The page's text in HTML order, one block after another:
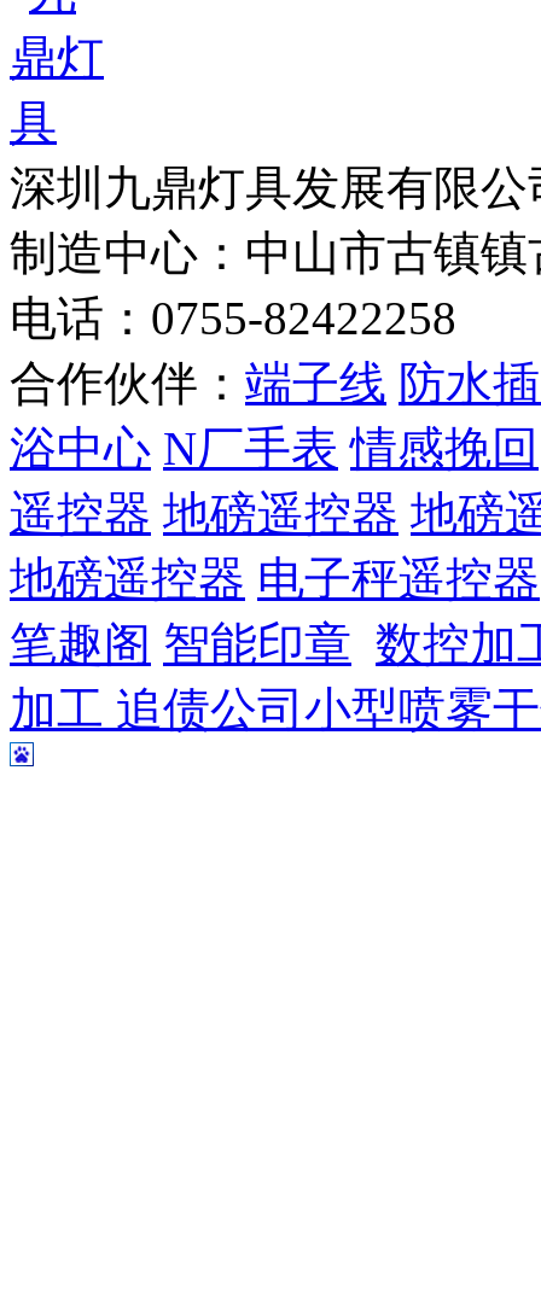
深圳九鼎灯具发展有
制造中心：中山市古镇
电话：0755-
合作伙伴： 端子线 防水
浴中心 N厂手表 情感挽回
遥控器 地磅遥控器 地磅
地磅遥控器 电子秤遥控器
笔趣阁 智能印章 数控加
加工 追债公司 小型喷雾